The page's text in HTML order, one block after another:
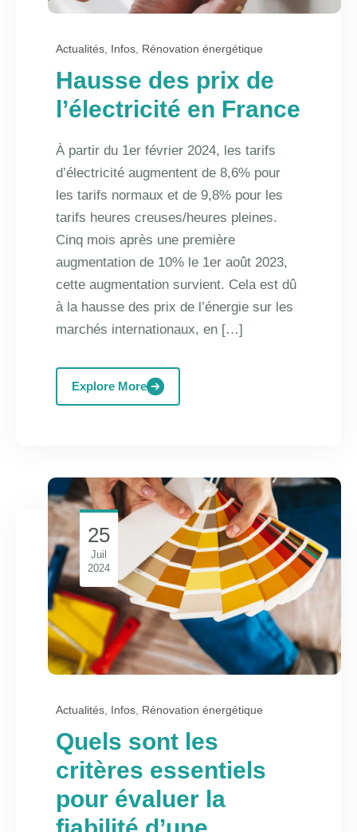
Actualités, Infos, Rénovation énergétique
Hausse des prix de
l’électricité en France
À partir du 1er février 2024, les tarifs
d’électricité augmentent de 8,6% pour
les tarifs normaux et de 9,8% pour les
tarifs heures creuses/heures pleines.
Cinq mois après une première
augmentation de 10% le 1er août 2023,
cette augmentation survient. Cela est dû
à la hausse des prix de l’énergie sur les
marchés internationaux, en […]
Explore More
25
Juil
2024
Actualités Infos Rénovation énergétique
Quels sont les
critères essentiels
pour évaluer la